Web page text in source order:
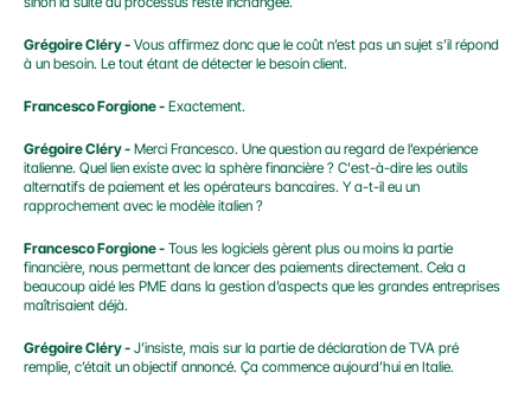
Grégoire Cléry - Vous affirmez donc que le coût n’est pas un sujet s’il répond
à un besoin. Le tout étant de détecter le besoin client.
Francesco Forgione - Exactement.
Grégoire Cléry - Merci Francesco. Une question au regard de l’expérience
italienne. Quel lien existe avec la sphère financière ? C'est-à-dire les outils
alternatifs de paiement et les opérateurs bancaires. Y a-t-il eu un
rapprochement avec le modèle italien ?
Francesco Forgione - Tous les logiciels gèrent plus ou moins la partie
financière, nous permettant de lancer des paiements directement. Cela a
beaucoup aidé les PME dans la gestion d’aspects que les grandes entreprises
maîtrisaient déjà.
Grégoire Cléry - J’insiste, mais sur la partie de déclaration de TVA pré
remplie, c’était un objectif annoncé. Ça commence aujourd’hui en Italie.